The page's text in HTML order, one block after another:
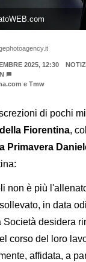
2025, 12:30
e Tmw
di pochi
Fiorentina,
Primavera
non è più
in data
Società desidera
corso del loro
affidata, a